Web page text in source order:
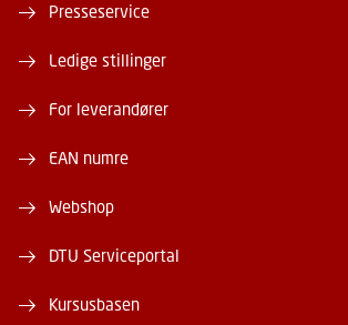
Presseservice
Ledige stillinger
For leverandører
EAN numre
Webshop
DTU Serviceportal
Kursusbasen